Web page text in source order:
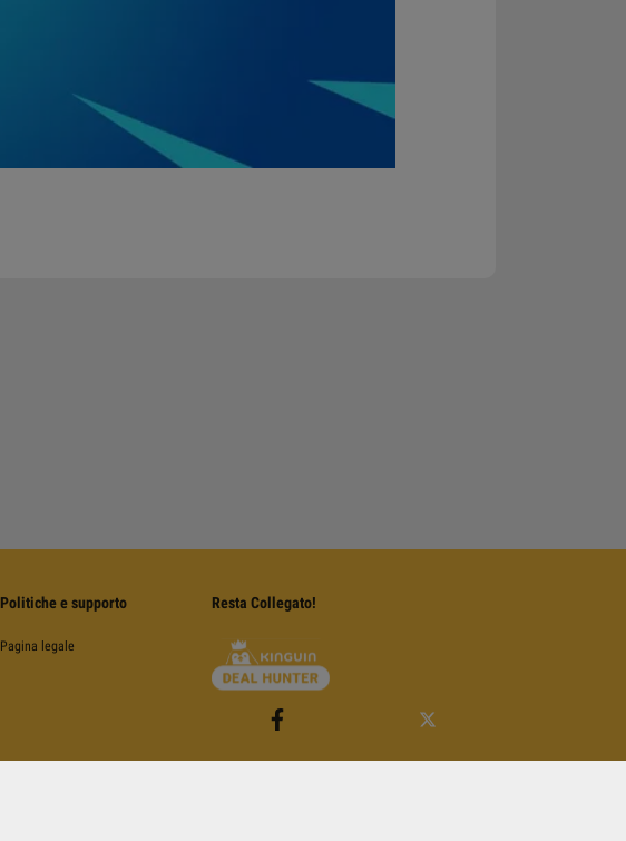
Politiche e supporto
Pagina legale
Resta Collegato!